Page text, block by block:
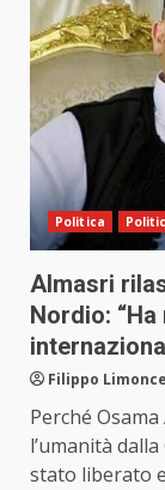
Politica
Almasri
Nordio:
Filippo
Perché
l’umanità
stato liberato